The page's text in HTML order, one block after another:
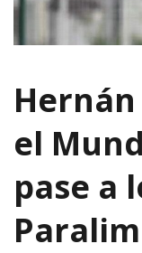
el
pase a